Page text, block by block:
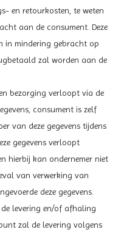
en retourkosten, te weten
aan de consument. Deze
in mindering gebracht op
zal worden aan de
bezorging verloopt via de
consument is zelf
van deze gegevens tijdens
gegevens verloopt
hierbij kan ondernemer niet
van verwerking van
deze gegevens.
levering en/of afhaling
zal de levering volgens